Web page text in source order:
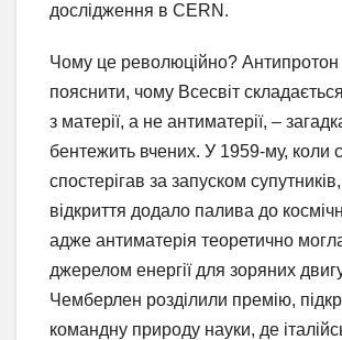
дослідження в CERN.
Чому це революційно? Антипротон
пояснити, чому Всесвіт
з матерії, а не антиматерії, –
бентежить вчених. У 1959-му, коли
спостерігав за запуском
відкриття додало палива до
адже антиматерія теоретично
джерелом енергії для зоряних
Чемберлен розділили премію,
командну природу науки, де